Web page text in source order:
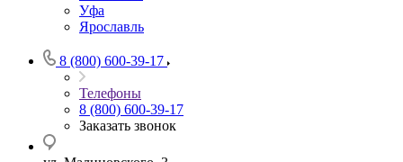
Уфа
Ярославль
8 (800) 600-39-17
Телефоны
8 (800) 600-39-17
Заказать звонок